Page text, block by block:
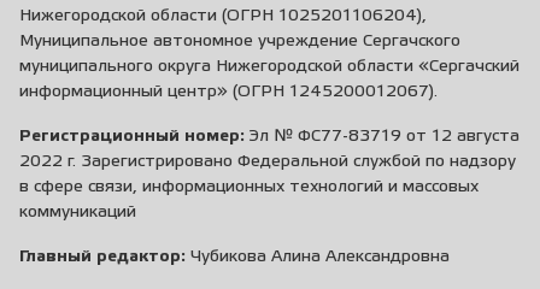
Нижегородской области (ОГРН 1025201106204),
Муниципальное автономное учреждение Сергачского
муниципального округа Нижегородской области «Сергачский
информационный центр» (ОГРН 1245200012067).
Регистрационный номер: Эл № ФС77-83719 от 12 августа
2022 г. Зарегистрировано Федеральной службой по надзору
в сфере связи, информационных технологий и массовых
коммуникаций
Главный редактор: Чубикова Алина Александровна